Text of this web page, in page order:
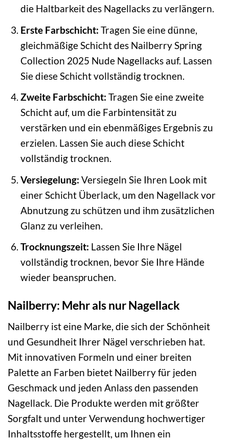
die Haltbarkeit des Nagellacks zu verlängern.
Erste Farbschicht: Tragen Sie eine dünne,
gleichmäßige Schicht des Nailberry Spring
Collection 2025 Nude Nagellacks auf. Lassen
Sie diese Schicht vollständig trocknen.
Zweite Farbschicht: Tragen Sie eine zweite
Schicht auf, um die Farbintensität zu
verstärken und ein ebenmäßiges Ergebnis zu
erzielen. Lassen Sie auch diese Schicht
vollständig trocknen.
Versiegelung: Versiegeln Sie Ihren Look mit
einer Schicht Überlack, um den Nagellack vor
Abnutzung zu schützen und ihm zusätzlichen
Glanz zu verleihen.
Trocknungszeit: Lassen Sie Ihre Nägel
vollständig trocknen, bevor Sie Ihre Hände
wieder beanspruchen.
Nailberry: Mehr als nur Nagellack
Nailberry ist eine Marke, die sich der Schönheit
und Gesundheit Ihrer Nägel verschrieben hat.
Mit innovativen Formeln und einer breiten
Palette an Farben bietet Nailberry für jeden
Geschmack und jeden Anlass den passenden
Nagellack. Die Produkte werden mit größter
Sorgfalt und unter Verwendung hochwertiger
Inhaltsstoffe hergestellt, um Ihnen ein